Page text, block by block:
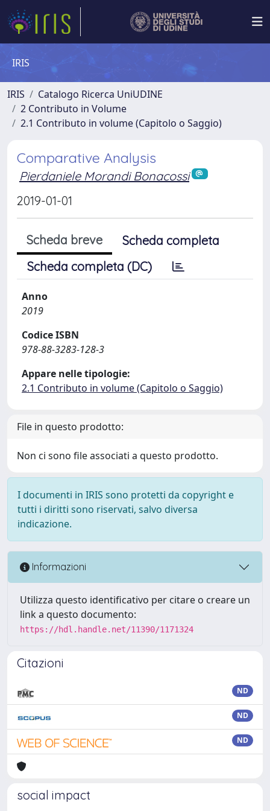
IRIS
IRIS
Catalogo Ricerca UniUDINE
2 Contributo in Volume
2.1 Contributo in volume (Capitolo o Saggio)
Comparative Analysis
Pierdaniele Morandi Bonacossi
2019-01-01
Scheda breve
Scheda completa
Scheda completa (DC)
Anno
2019
Codice ISBN
978-88-3283-128-3
Appare nelle tipologie:
2.1 Contributo in volume (Capitolo o Saggio)
File in questo prodotto:
Non ci sono file associati a questo prodotto.
I documenti in IRIS sono protetti da copyright e
tutti i diritti sono riservati, salvo diversa
indicazione.
Informazioni
Utilizza questo identificativo per citare o creare un
link a questo documento:
https://hdl.handle.net/11390/1171324
Citazioni
ND
ND
ND
social impact